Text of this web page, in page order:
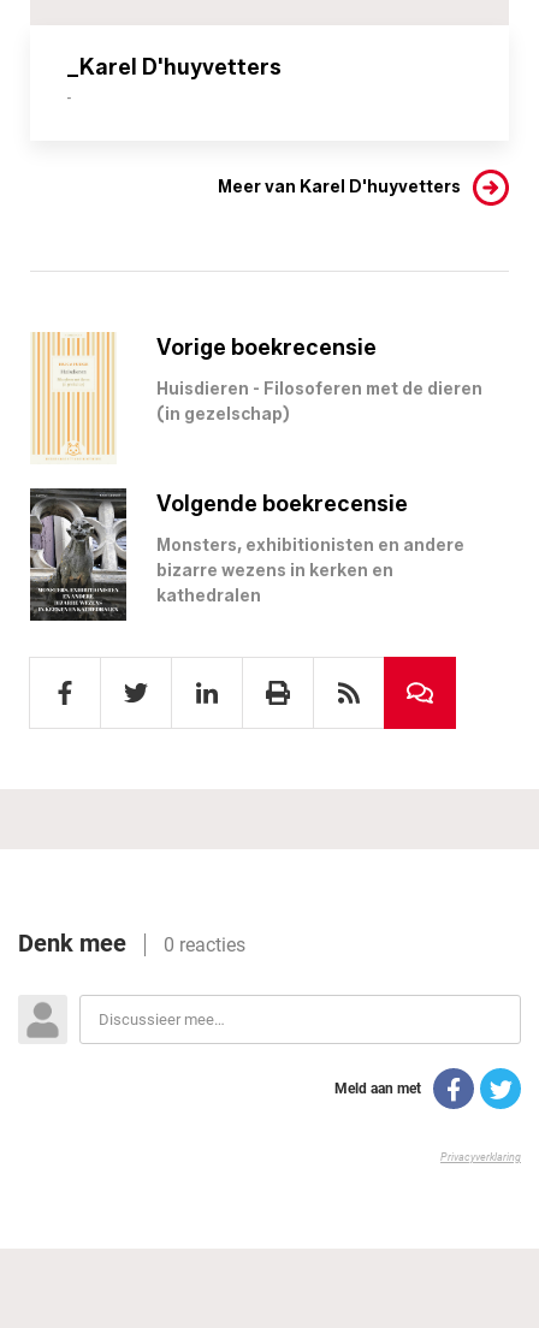
_Karel D'huyvetters
-
Meer van Karel D'huyvetters
Vorige boekrecensie
Huisdieren - Filosoferen met de dieren
(in gezelschap)
Volgende boekrecensie
Monsters, exhibitionisten en andere
bizarre wezens in kerken en
kathedralen